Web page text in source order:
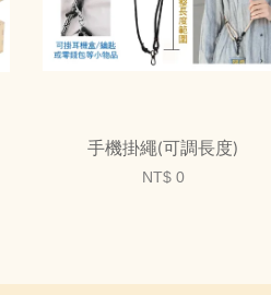
手機掛繩(可調長度)
NT$ 0